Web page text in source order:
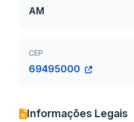
AM
CEP
69495000
Informações Legais